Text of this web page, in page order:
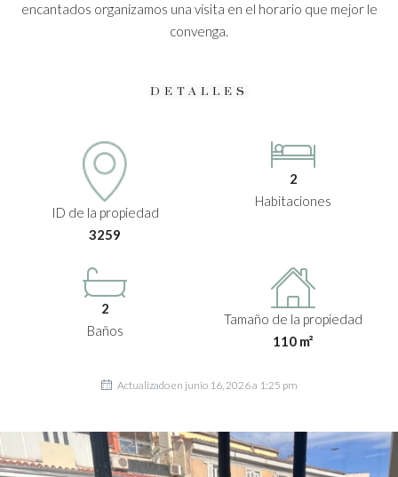
encantados organizamos una visita en el horario que mejor le
convenga.
DETALLES
ID de la propiedad
3259
2
Habitaciones
2
Baños
Tamaño de la propiedad
110 m²
Actualizado en junio 16, 2026 a 1:25 pm